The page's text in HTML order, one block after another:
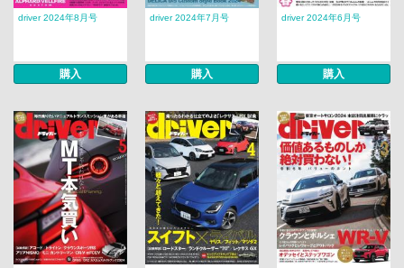
driver 2024年8月号
購入
driver 2024年7月号
購入
driver 2024年6月号
購入